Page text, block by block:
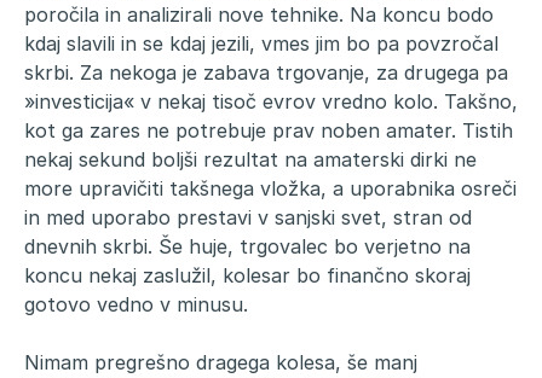
poročila in analizirali nove tehnike. Na koncu bodo
kdaj slavili in se kdaj jezili, vmes jim bo pa povzročal
skrbi. Za nekoga je zabava trgovanje, za drugega pa
»investicija« v nekaj tisoč evrov vredno kolo. Takšno,
kot ga zares ne potrebuje prav noben amater. Tistih
nekaj sekund boljši rezultat na amaterski dirki ne
more upravičiti takšnega vložka, a uporabnika osreči
in med uporabo prestavi v sanjski svet, stran od
dnevnih skrbi. Še huje, trgovalec bo verjetno na
koncu nekaj zaslužil, kolesar bo finančno skoraj
gotovo vedno v minusu.
Nimam pregrešno dragega kolesa, še manj